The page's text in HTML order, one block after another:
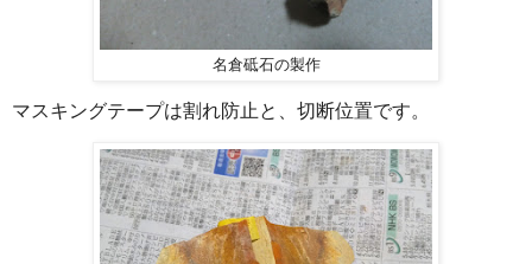
名倉砥石の製作
マスキングテープは割れ防止と、切断位置です。